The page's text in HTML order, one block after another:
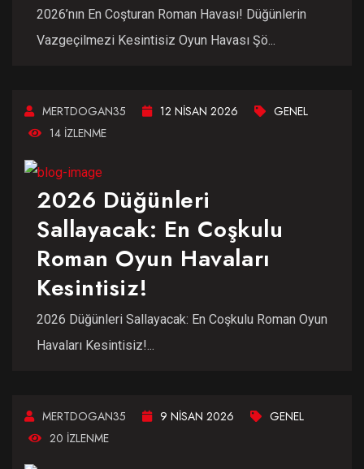
2026’nın En Coşturan Roman Havası! Düğünlerin
Vazgeçilmezi Kesintisiz Oyun Havası Şö...
MERTDOGAN35 12 NISAN 2026
GENEL
14 IZLENME
2026 Düğünleri
Sallayacak: En Coşkulu
Roman Oyun Havaları
Kesintisiz!
2026 Düğünleri Sallayacak: En Coşkulu Roman Oyun
Havaları Kesintisiz!...
MERTDOGAN35 9 NISAN 2026
GENEL
20 IZLENME